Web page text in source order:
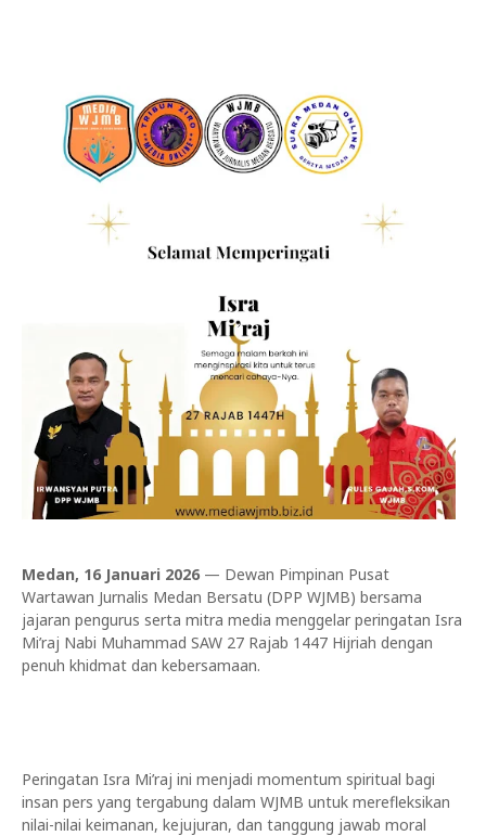
Medan, 16 Januari 2026 — Dewan Pimpinan Pusat
Wartawan Jurnalis Medan Bersatu (DPP WJMB) bersama
jajaran pengurus serta mitra media menggelar peringatan Isra
Mi’raj Nabi Muhammad SAW 27 Rajab 1447 Hijriah dengan
penuh khidmat dan kebersamaan.
Peringatan Isra Mi’raj ini menjadi momentum spiritual bagi
insan pers yang tergabung dalam WJMB untuk merefleksikan
nilai-nilai keimanan, kejujuran, dan tanggung jawab moral